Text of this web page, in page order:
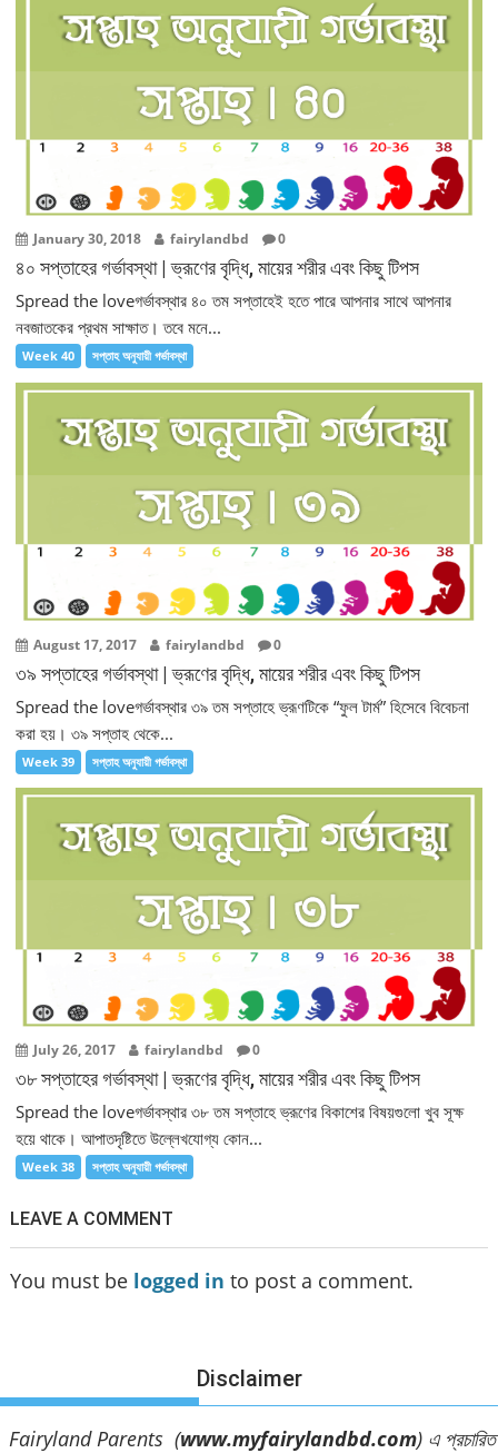
January 30, 2018 fairylandbd 0
৪০ সপ্তাহের গর্ভাবস্থা | ভ্রূণের বৃদ্ধি, মায়ের শরীর এবং কিছু টিপস
Spread the loveগর্ভাবস্থার ৪০ তম সপ্তাহেই হতে পারে আপনার সাথে আপনার
নবজাতকের প্রথম সাক্ষাত। তবে মনে...
Week 40 সপ্তাহ অনুযায়ী গর্ভাবস্থা
August 17, 2017 fairylandbd 0
৩৯ সপ্তাহের গর্ভাবস্থা | ভ্রূণের বৃদ্ধি, মায়ের শরীর এবং কিছু টিপস
Spread the loveগর্ভাবস্থার ৩৯ তম সপ্তাহে ভ্রূণটিকে “ফুল টার্ম” হিসেবে বিবেচনা
করা হয়। ৩৯ সপ্তাহ থেকে...
Week 39 সপ্তাহ অনুযায়ী গর্ভাবস্থা
July 26, 2017 fairylandbd 0
৩৮ সপ্তাহের গর্ভাবস্থা | ভ্রূণের বৃদ্ধি, মায়ের শরীর এবং কিছু টিপস
Spread the loveগর্ভাবস্থার ৩৮ তম সপ্তাহে ভ্রূণের বিকাশের বিষয়গুলো খুব সূক্ষ
হয়ে থাকে। আপাতদৃষ্টিতে উল্লেখযোগ্য কোন...
Week 38 সপ্তাহ অনুযায়ী গর্ভাবস্থা
LEAVE A COMMENT
You must be logged in to post a comment.
Disclaimer
Fairyland Parents (www.myfairylandbd.com) এ প্রচারিত